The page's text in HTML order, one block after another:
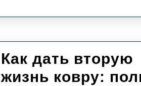
Как дать вторую
жизнь ковру: